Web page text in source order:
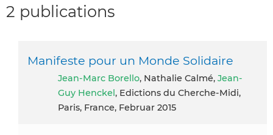
2 publications
Manifeste pour un Monde Solidaire
Jean-Marc Borello, Nathalie Calmé, Jean-
Guy Henckel, Edictions du Cherche-Midi,
Paris, France, Februar 2015